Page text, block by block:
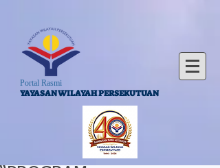
Portal Rasmi
YAYASAN WILAYAH PERSEKUTUAN